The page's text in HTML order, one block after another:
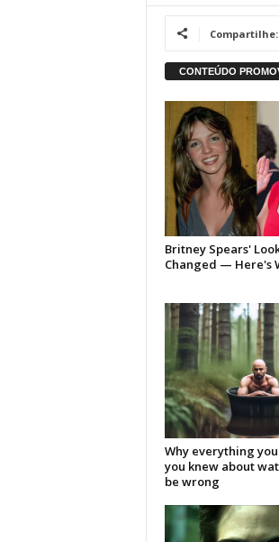
Compartilhe: